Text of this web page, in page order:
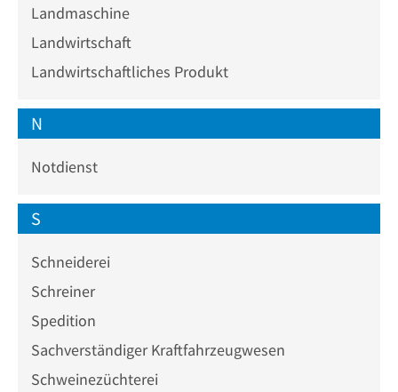
Landmaschine
Landwirtschaft
Landwirtschaftliches Produkt
N
Notdienst
S
Schneiderei
Schreiner
Spedition
Sachverständiger Kraftfahrzeugwesen
Schweinezüchterei